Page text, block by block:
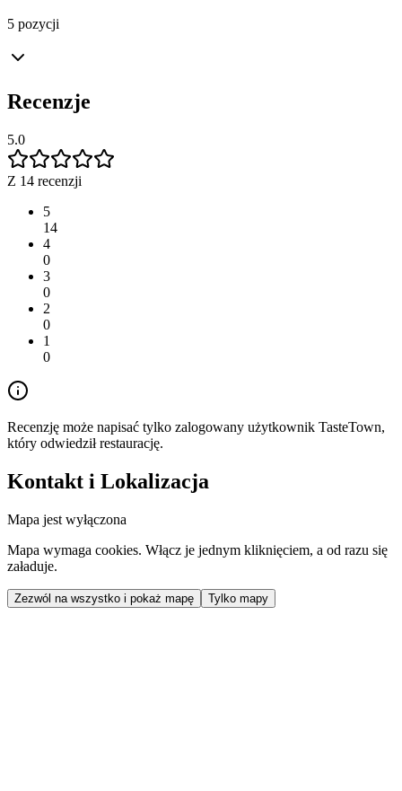
5 pozycji
Recenzje
5.0
Z 14 recenzji
5
14
4
0
3
0
2
0
1
0
Recenzję może napisać tylko zalogowany użytkownik TasteTown,
który odwiedził restaurację.
Kontakt i Lokalizacja
Mapa jest wyłączona
Mapa wymaga cookies. Włącz je jednym kliknięciem, a od razu się
załaduje.
Zezwól na wszystko i pokaż mapę Tylko mapy